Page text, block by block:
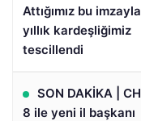
Attığımız bu
yıllık kardeşliğimiz
tescillendi
SON DAKİKA |
8 ile yeni il başkanı